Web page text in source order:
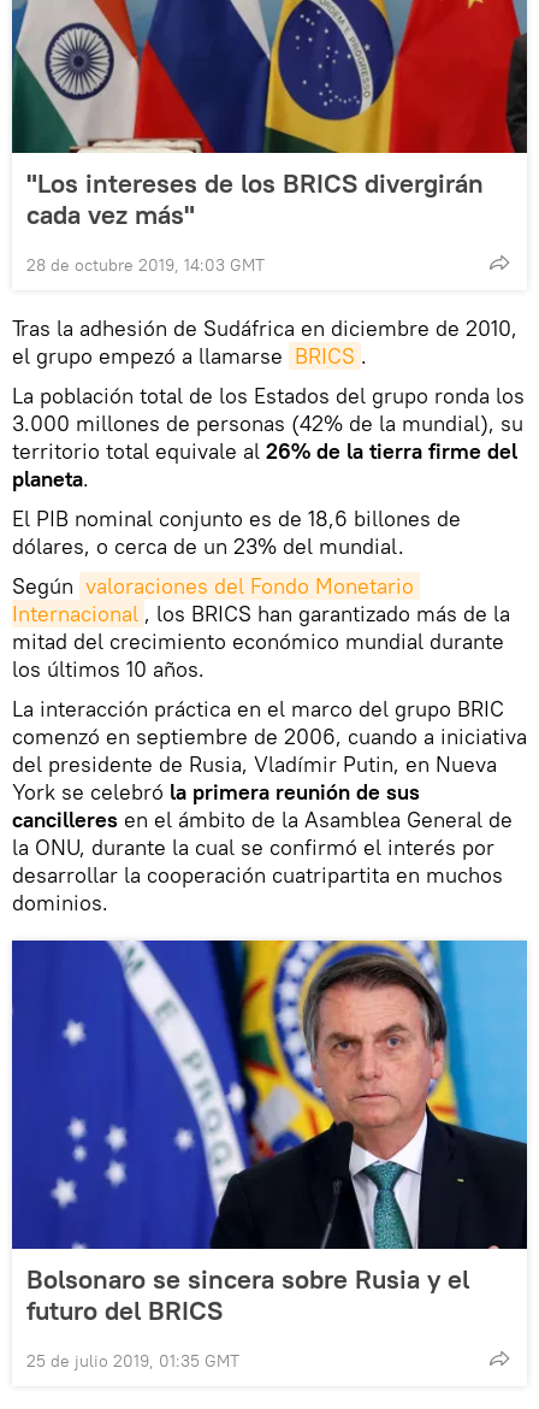
"Los intereses de los BRICS divergirán
cada vez más"
28 de octubre 2019, 14:03 GMT
Tras la adhesión de Sudáfrica en diciembre de 2010,
el grupo empezó a llamarse BRICS .
La población total de los Estados del grupo ronda los
3.000 millones de personas (42% de la mundial), su
territorio total equivale al 26% de la tierra firme del
planeta.
El PIB nominal conjunto es de 18,6 billones de
dólares, o cerca de un 23% del mundial.
Según valoraciones del Fondo Monetario
Internacional , los BRICS han garantizado más de la
mitad del crecimiento económico mundial durante
los últimos 10 años.
La interacción práctica en el marco del grupo BRIC
comenzó en septiembre de 2006, cuando a iniciativa
del presidente de Rusia, Vladímir Putin, en Nueva
York se celebró la primera reunión de sus
cancilleres en el ámbito de la Asamblea General de
la ONU, durante la cual se confirmó el interés por
desarrollar la cooperación cuatripartita en muchos
dominios.
Bolsonaro se sincera sobre Rusia y el
futuro del BRICS
25 de julio 2019, 01:35 GMT